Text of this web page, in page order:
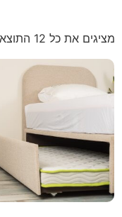
מציגים את כל ⁦12⁩ התוצאות